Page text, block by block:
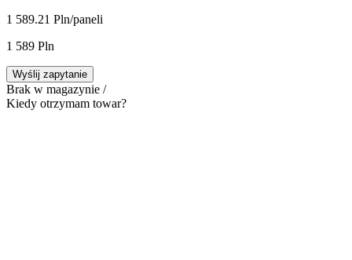
1 589.21 Pln/paneli
1 589 Pln
Wyślij zapytanie
Brak w magazynie /
Kiedy otrzymam towar?